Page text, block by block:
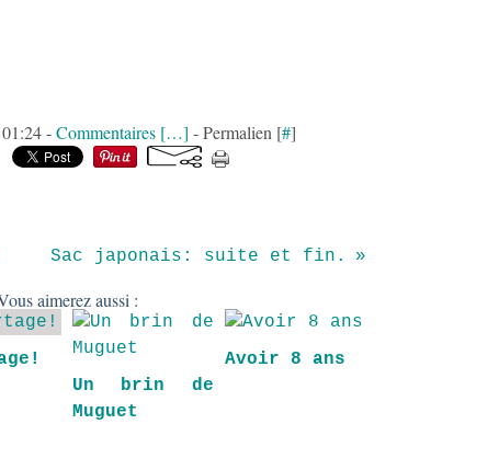
01:24 -Commentaires […] - Permalien [#]
Sac japonais: suite et fin.
aimerez aussi :
Un brin de
Muguet
Avoir 8 ans